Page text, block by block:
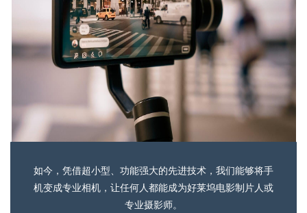
如今，凭借超小型、功能强大的先进技术，我们能够将手
机变成专业相机，让任何人都能成为好莱坞电影制片人或
专业摄影师。